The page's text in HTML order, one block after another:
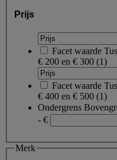
Prijs
Facet waarde
€ 200 en € 300 (1)
Facet waarde
€ 400 en € 500 (1)
Ondergrens
- €
Merk